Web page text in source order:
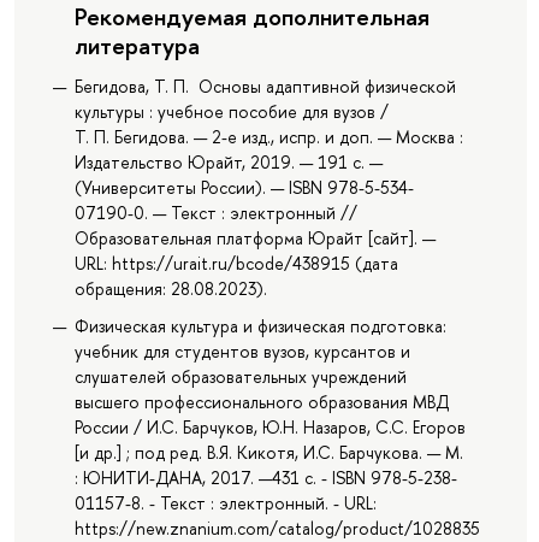
Рекомендуемая дополнительная
литература
Бегидова, Т. П. Основы адаптивной физической
культуры : учебное пособие для вузов /
Т. П. Бегидова. — 2-е изд., испр. и доп. — Москва :
Издательство Юрайт, 2019. — 191 с. —
(Университеты России). — ISBN 978-5-534-
07190-0. — Текст : электронный //
Образовательная платформа Юрайт [сайт]. —
URL: https://urait.ru/bcode/438915 (дата
обращения: 28.08.2023).
Физическая культура и физическая подготовка:
учебник для студентов вузов, курсантов и
слушателей образовательных учреждений
высшего профессионального образования МВД
России / И.С. Барчуков, Ю.Н. Назаров, С.С. Егоров
[и др.] ; под ред. В.Я. Кикотя, И.С. Барчукова. — М.
: ЮНИТИ-ДАНА, 2017. —431 с. - ISBN 978-5-238-
01157-8. - Текст : электронный. - URL:
https://new.znanium.com/catalog/product/1028835